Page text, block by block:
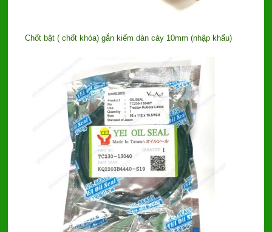
Chốt bật ( chốt khóa) gắn kiếm dàn cày 10mm (nhập khẩu)